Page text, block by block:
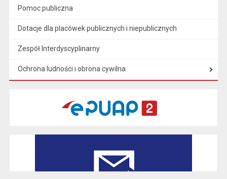
Pomoc publiczna
Dotacje dla placówek publicznych i niepublicznych
Zespół Interdyscyplinarny
Ochrona ludności i obrona cywilna